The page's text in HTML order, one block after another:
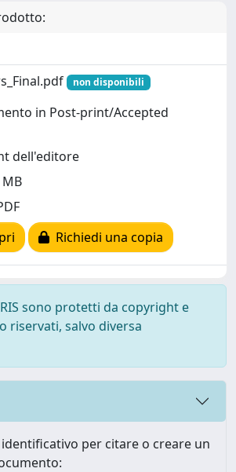
non disponibili
in Post-print/Accepted
dell'editore
Richiedi una copia
sono protetti da copyright e
riservati, salvo diversa
per citare o creare un